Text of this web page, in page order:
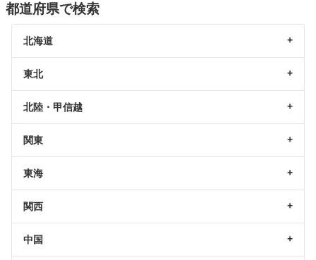
都道府県で検索
北海道
東北
北陸・甲信越
関東
東海
関西
中国